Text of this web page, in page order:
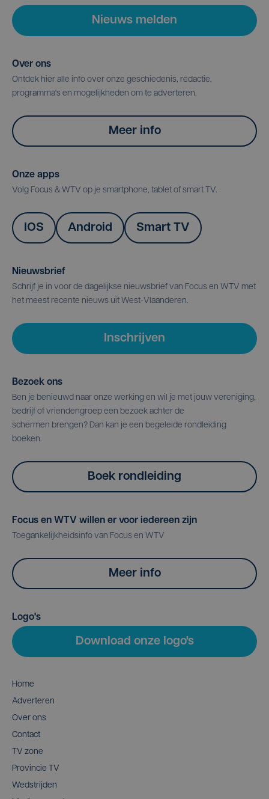
Nieuws melden
Over ons
Ontdek hier alle info over onze geschiedenis, redactie,
programma's en mogelijkheden om te adverteren.
Meer info
Onze apps
Volg Focus & WTV op je smartphone, tablet of smart TV.
IOS Android Smart TV
Nieuwsbrief
Schrijf je in voor de dagelijkse nieuwsbrief van Focus en WTV met
het meest recente nieuws uit West-Vlaanderen.
Inschrijven
Bezoek ons
Ben je benieuwd naar onze werking en wil je met jouw vereniging,
bedrijf of vriendengroep een bezoek achter de
schermen brengen? Dan kan je een begeleide rondleiding
boeken.
Boek rondleiding
Focus en WTV willen er voor iedereen zijn
Toegankelijkheidsinfo van Focus en WTV
Meer info
Logo's
Download onze logo's
Home
Adverteren
Over ons
Contact
TV zone
Provincie TV
Wedstrijden